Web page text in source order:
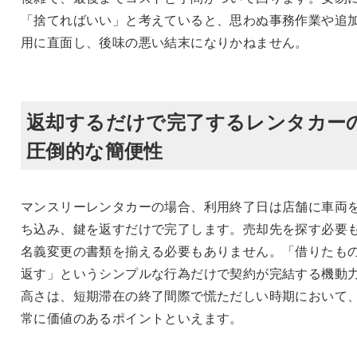
「捨てればいい」と考えていると、思わぬ事務作業や追
用に直面し、後味の悪い結末になりかねません。
返却するだけで完了するレンタカー
圧倒的な簡便性
マンスリーレンタカーの場合、利用終了日は店舗に車両
ち込み、鍵を返すだけで完了します。売却先を探す必要
名義変更の書類を揃える必要もありません。「借りたも
返す」というシンプルな行為だけで契約が完結する機動
高さは、短期滞在の終了間際で慌ただしい時期において
常に価値のあるポイントといえます。